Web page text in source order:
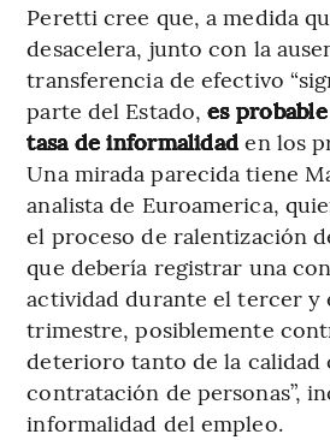
Peretti cree que, a medida
desacelera, junto con la
transferencia de efectivo
parte del Estado,es
tasa de informalidaden los
Una mirada parecida tiene
analista de Euroamerica,
el proceso de ralentización
que debería registrar una
actividad durante el tercer y
trimestre, posiblemente
deterioro tanto de la calidad
contratación de personas”,
informalidad del empleo.